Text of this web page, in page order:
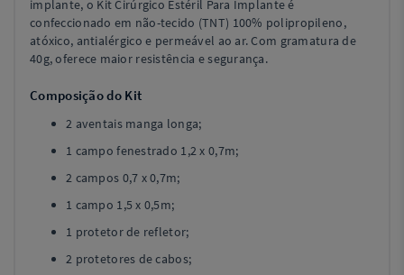
implante, o Kit Cirúrgico Estéril Para Implante é
confeccionado em não-tecido (TNT) 100% polipropileno,
atóxico, antialérgico e permeável ao ar. Com gramatura de
40g, oferece maior resistência e segurança.
Composição do Kit
2 aventais manga longa;
1 campo fenestrado 1,2 x 0,7m;
2 campos 0,7 x 0,7m;
1 campo 1,5 x 0,5m;
1 protetor de refletor;
2 protetores de cabos;